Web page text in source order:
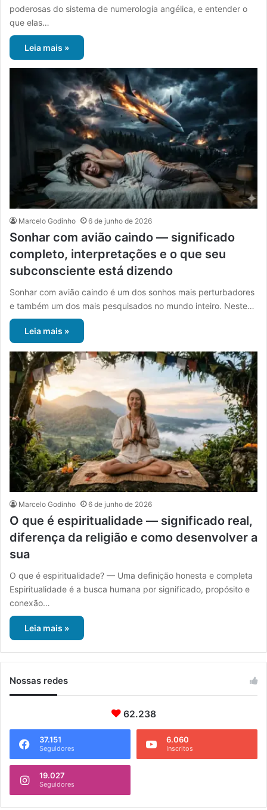
poderosas do sistema de numerologia angélica, e entender o
que elas…
Leia mais »
Marcelo Godinho 6 de junho de 2026
Sonhar com avião caindo — significado
completo, interpretações e o que seu
subconsciente está dizendo
Sonhar com avião caindo é um dos sonhos mais perturbadores
e também um dos mais pesquisados no mundo inteiro. Neste…
Leia mais »
Marcelo Godinho 6 de junho de 2026
O que é espiritualidade — significado real,
diferença da religião e como desenvolver a
sua
O que é espiritualidade? — Uma definição honesta e completa
Espiritualidade é a busca humana por significado, propósito e
conexão…
Leia mais »
Nossas redes
62.238
37.151
Seguidores
6.060
Inscritos
19.027
Seguidores